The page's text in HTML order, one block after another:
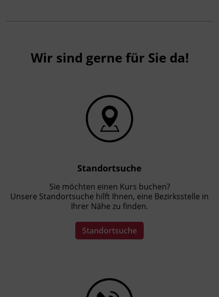
Wir sind gerne für Sie da!
Standortsuche
Sie möchten einen Kurs buchen?
Unsere Standortsuche hilft Ihnen, eine Bezirksstelle in
Ihrer Nähe zu finden.
Standortsuche